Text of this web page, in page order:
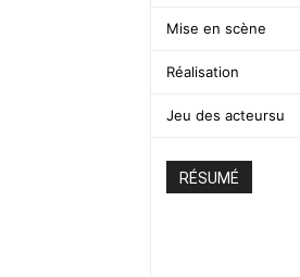
Mise en scène
Réalisation
Jeu des acteursu
RÉSUMÉ